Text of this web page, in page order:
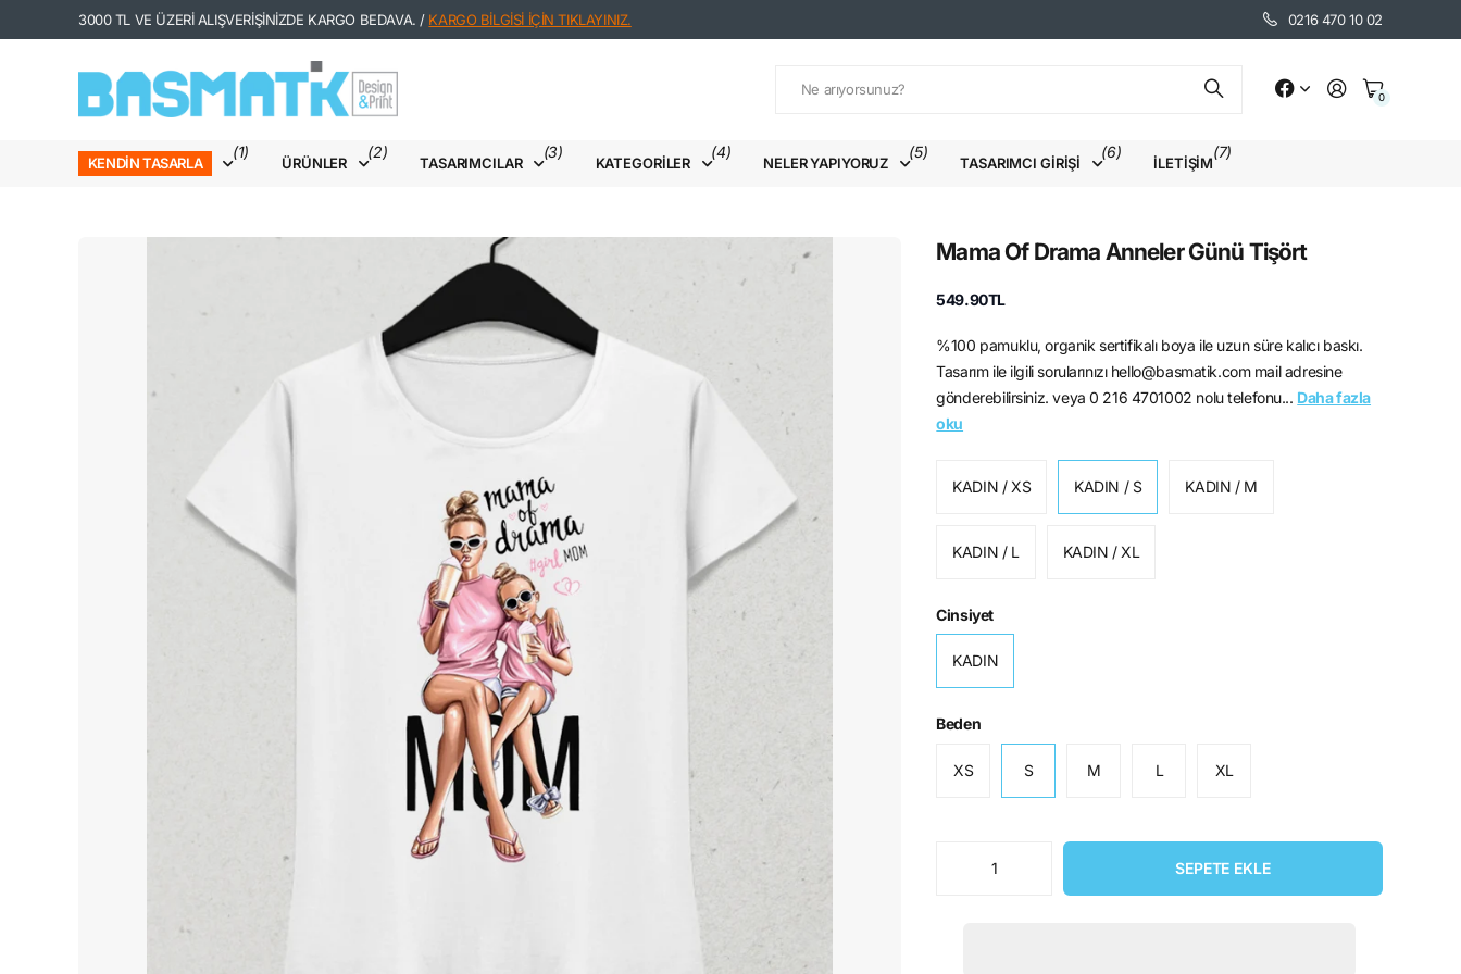
3000 TL VE ÜZERİ ALIŞVERİŞİNİZDE KARGO BEDAVA. / KARGO BİLGİSİ İÇİN TIKLAYINIZ. 0216 470 10 02
0
KENDIN TASARLA
(1)
ÜRÜNLER
(2)
TASARIMCILAR
(3)
KATEGORILER
(4)
NELER YAPIYORUZ
(5)
TASARIMCI GIRIŞI
(6)
İLETIŞIM
(7)
Mama Of Drama Anneler Günü Tişört
549.90TL
%100 pamuklu, organik sertifikalı boya ile uzun süre kalıcı baskı.
Tasarım ile ilgili sorularınızı hello@basmatik.com mail adresine
gönderebilirsiniz. veya 0 216 4701002 nolu telefonu... Daha fazla
oku
KADIN / XS KADIN / S KADIN / M
KADIN / L KADIN / XL
Cinsiyet
KADIN
Beden
XS S M L XL
SEPETE EKLE